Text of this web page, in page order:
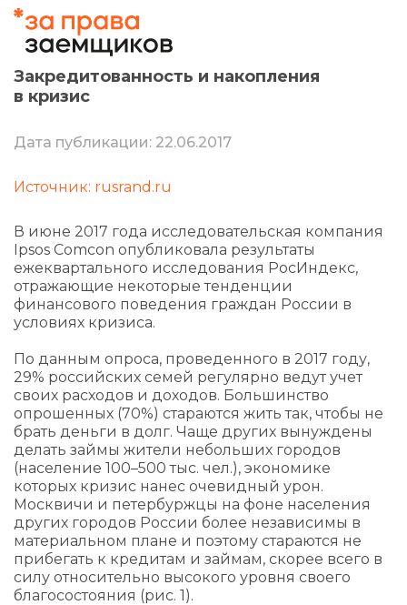
Закредитованность и накопления
в кризис
Дата публикации: 22.06.2017
Источник: rusrand.ru
В июне 2017 года исследовательская компания
Ipsos Comcon опубликовала результаты
ежеквартального исследования РосИндекс,
отражающие некоторые тенденции
финансового поведения граждан России в
условиях кризиса.
По данным опроса, проведенного в 2017 году,
29% российских семей регулярно ведут учет
своих расходов и доходов. Большинство
опрошенных (70%) стараются жить так, чтобы не
брать деньги в долг. Чаще других вынуждены
делать займы жители небольших городов
(население 100–500 тыс. чел.), экономике
которых кризис нанес очевидный урон.
Москвичи и петербуржцы на фоне населения
других городов России более независимы в
материальном плане и поэтому стараются не
прибегать к кредитам и займам, скорее всего в
силу относительно высокого уровня своего
благосостояния (рис. 1).